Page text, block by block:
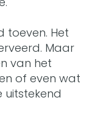
toeven. Het
Maar
van het
of even wat
uitstekend